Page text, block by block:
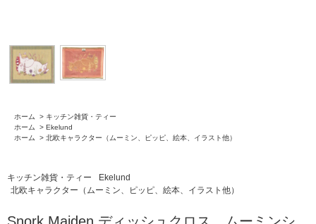
ホーム > キッチン雑貨・ティー
ホーム
> Ekelund
ホーム
> 北欧キャラクター（ムーミン、ピッピ、絵本、イラスト他）
キッチン雑貨・ティー
Ekelund
北欧キャラクター（ムーミン、ピッピ、絵本、イラスト他）